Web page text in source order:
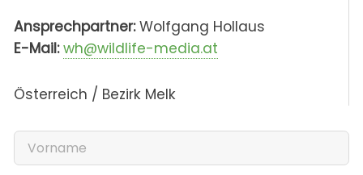
Ansprechpartner:Wolfgang Hollaus
E-Mail: wh@wildlife-media.at
Österreich / Bezirk Melk